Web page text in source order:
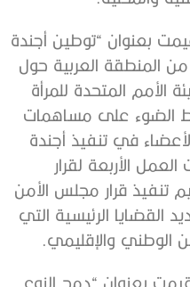
بعنوان “توطين أجندة
المنطقة العربية حول
المتحدة للمرأة
الضوء على مساهمات
في تنفيذ أجندة
الأربعة لقرار
رقم 1325، وتقييم تنفيذ قرار مجلس الأمن
القضايا الرئيسية التي
الوطني والإقليمي.
بعنوان “دمج النوع